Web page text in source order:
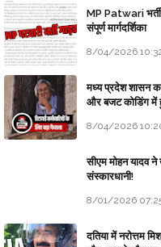
MP Patwari
संपूर्ण मार्गदर्शिका
8/04/2026
मध्य प्रदेश शासन
और बजट कोडिंग में
8/04/2026
सीएम मोहन यादव ने
संस्कारधानी!
8/01/2026
दतिया में नरोत्तम